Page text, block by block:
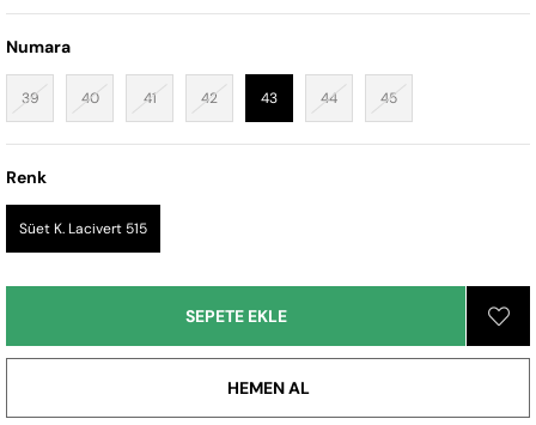
Numara
39 40 41 42 43 44 45
Renk
Süet K. Lacivert 515